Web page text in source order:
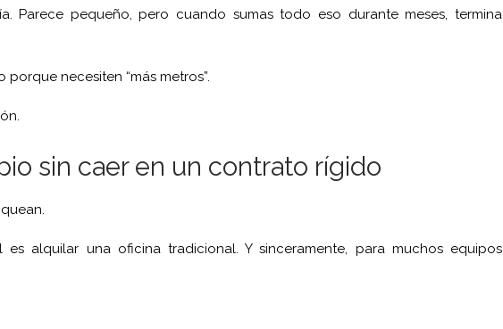
Parece pequeño, pero cuando sumas todo eso durante meses, termina
necesiten “más metros”.
sin caer en un contrato rígido
alquilar una oficina tradicional. Y sinceramente, para muchos equipos